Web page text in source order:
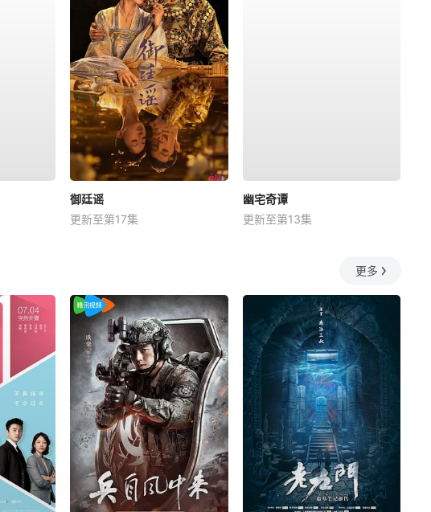
御廷谣
更新至第17集
幽宅奇谭
更新至第13集
更多